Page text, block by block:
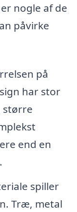
nogle af de
påvirke
på
har stor
større
end en
spiller
Træ, metal